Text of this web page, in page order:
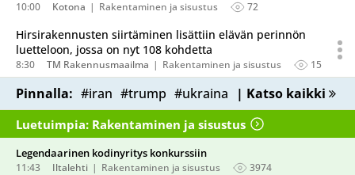
10:00 Kotona Rakentaminen ja sisustus 72
Hirsirakennusten siirtäminen lisättiin elävän perinnön
luetteloon, jossa on nyt 108 kohdetta
8:30 TM Rakennusmaailma Rakentaminen ja sisustus 15
Pinnalla: #iran #trump #ukraina | Katso kaikki
Luetuimpia: Rakentaminen ja sisustus
Legendaarinen kodinyritys konkurssiin
11:43 Iltalehti Rakentaminen ja sisustus 3974